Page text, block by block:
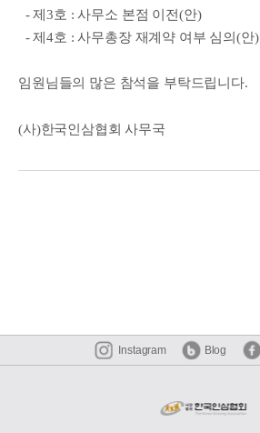
- 제3호 : 사무소 본점 이전(안)
- 제4호 : 사무총장 재계약 여부 심의(안)
임원님들의 많은 참석을 부탁드립니다.
(사)한국인삼협회 사무국​
Instagram Blog